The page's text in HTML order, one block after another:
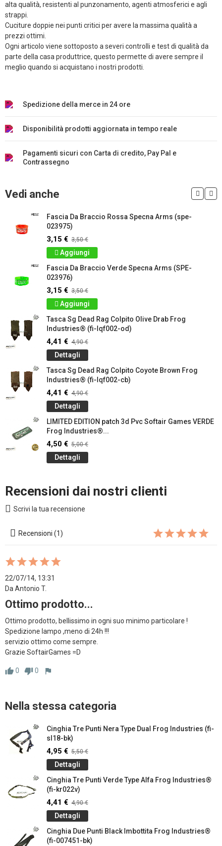
alta qualità, resistenti al punzonamento, agenti atmosferici e agli
strappi.
Cuciture doppie nei punti critici per avere la massima qualità a
prezzi ottimi.
Ogni articolo viene sottoposto a severi controlli e test di qualità da
parte della casa produttrice, questo permette di avere sempre il
meglio quando si acquistano i nostri prodotti.
Spedizione della merce in 24 ore
Disponibilità prodotti aggiornata in tempo reale
Pagamenti sicuri con Carta di credito, Pay Pal e
Contrassegno
Vedi anche
Fascia Da Braccio Rossa Specna Arms (spe-
023975)
3,15 € 3,50 €
Aggiungi
Fascia Da Braccio Verde Specna Arms (SPE-
023976)
3,15 € 3,50 €
Aggiungi
Tasca Sg Dead Rag Colpito Olive Drab Frog
Industries® (fi-lqf002-od)
4,41 € 4,90 €
Dettagli
Tasca Sg Dead Rag Colpito Coyote Brown Frog
Industries® (fi-lqf002-cb)
4,41 € 4,90 €
Dettagli
LIMITED EDITION patch 3d Pvc Softair Games VERDE
Frog Industries®...
4,50 € 5,00 €
Dettagli
Recensioni dai nostri clienti
Scrivi la tua recensione
Recensioni (1)
22/07/14, 13:31
Da Antonio T.
Ottimo prodotto...
Ottimo prodotto, bellissimo in ogni suo minimo particolare !
Spedizione lampo ,meno di 24h !!!
servizio ottimo come sempre.
Grazie SoftairGames =D
thumb_up0 thumb_down0 flag
Nella stessa categoria
Cinghia Tre Punti Nera Type Dual Frog Industries (fi-
sl18-bk)
4,95 € 5,50 €
Dettagli
Cinghia Tre Punti Verde Type Alfa Frog Industries®
(fi-kr022v)
4,41 € 4,90 €
Dettagli
Cinghia Due Punti Black Imbottita Frog Industries®
(fi-007451-bk)